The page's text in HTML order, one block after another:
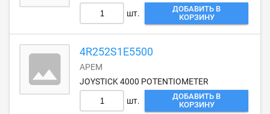
шт.
ДОБАВИТЬ В
КОРЗИНУ
4R252S1E5500
APEM
JOYSTICK 4000 POTENTIOMETER
шт.
ДОБАВИТЬ В
КОРЗИНУ